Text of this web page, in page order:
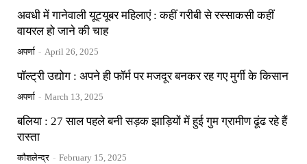
अवधी में गानेवाली यूट्यूबर महिलाएं : कहीं गरीबी से रस्साकसी कहीं
वायरल हो जाने की चाह
अपर्णा - April 26, 2025
पॉल्ट्री उद्योग : अपने ही फॉर्म पर मजदूर बनकर रह गए मुर्गी के किसान
अपर्णा - March 13, 2025
बलिया : 27 साल पहले बनी सड़क झाड़ियों में हुई गुम ग्रामीण ढूंढ रहे हैं
रास्ता
कौशलेन्द्र - February 15, 2025